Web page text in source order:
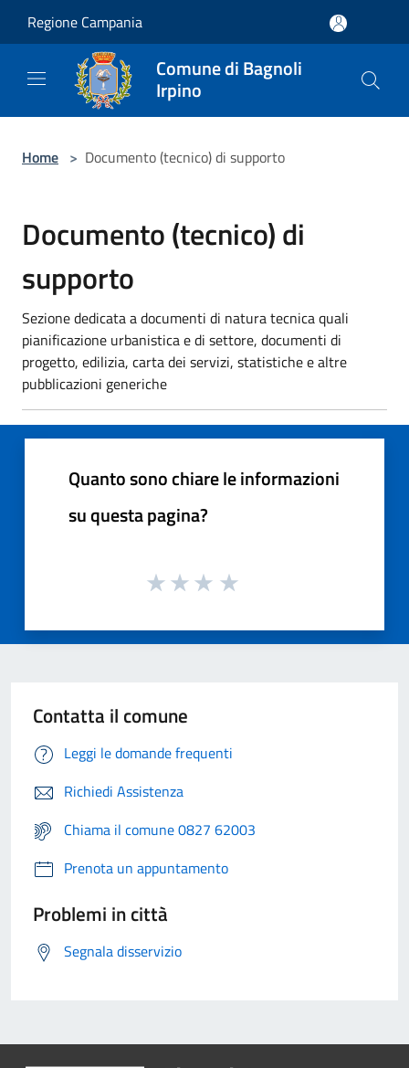
Regione Campania
Comune di Bagnoli
Irpino
Home > Documento (tecnico) di supporto
Documento (tecnico) di
supporto
Sezione dedicata a documenti di natura tecnica quali
pianificazione urbanistica e di settore, documenti di
progetto, edilizia, carta dei servizi, statistiche e altre
pubblicazioni generiche
Quanto sono chiare le informazioni
su questa pagina?
Contatta il comune
Leggi le domande frequenti
Richiedi Assistenza
Chiama il comune 0827 62003
Prenota un appuntamento
Problemi in città
Segnala disservizio